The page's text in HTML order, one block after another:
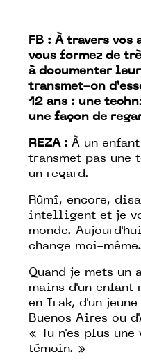
FB : À travers
vous formez de
à documenter
transmet-on
12 ans : une
une façon de
REZA : À un
transmet pas une
un regard.
Rûmî, encore,
intelligent et je
monde.
change moi-même.
Quand je mets un
mains d'un enfant
en Irak, d'un
Buenos Aires ou
«
Tu n'es plus
témoin. »